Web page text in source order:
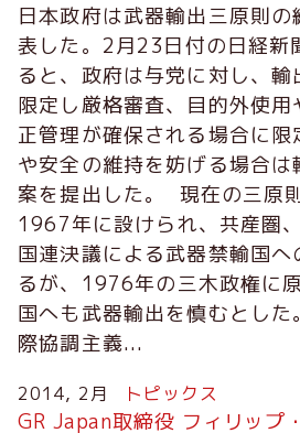
日本政府は武器輸出三原則
表した。2月23日付の日経新
ると、政府は与党に対し、輸
限定し厳格審査、目的外使用
正管理が確保される場合に
や安全の維持を妨げる場合
案を提出した。 現在の三原
1967年に設けられ、共産圏
国連決議による武器禁輸国へ
るが、1976年の三木政権に
国へも武器輸出を慎むとし
際協調主義...
2014, 2月 トピックス
GR Japan取締役 フィリップ